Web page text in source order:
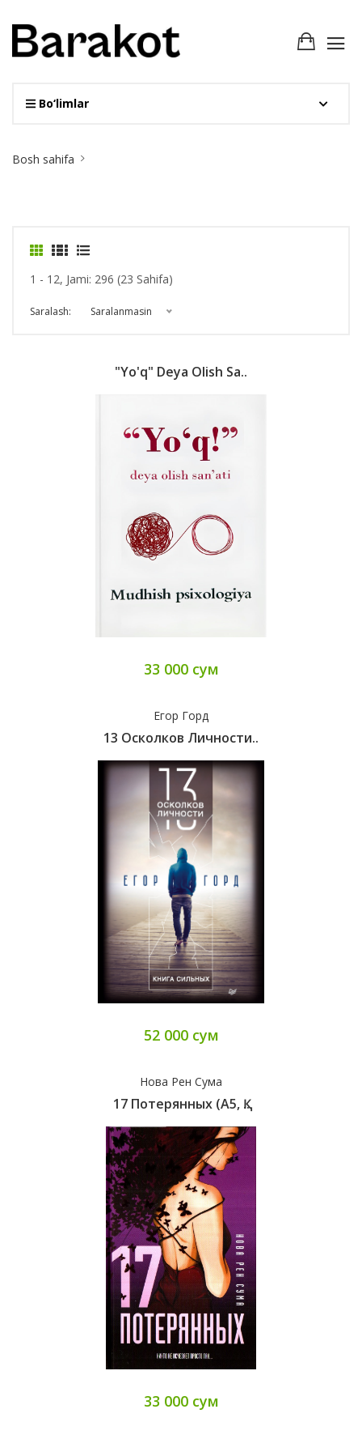
Bo‘limlar
Breadcrumb
Bosh sahifa
1 - 12, Jami: 296 (23 Sahifa)
Saralash: Saralanmasin
"Yo'q" Deya Olish Sa..
33 000 сум
Егор Горд
13 Осколков Личности..
52 000 сум
Нова Рен Сума
17 Потерянных (А5, Қ..
33 000 сум